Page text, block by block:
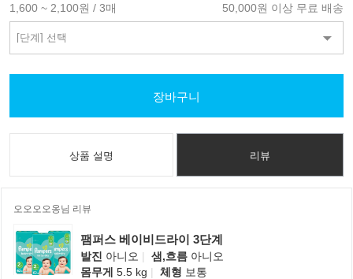
1,600 ~ 2,100원 / 3매 50,000원 이상 무료 배송
장바구니
상품 설명 리뷰
오오오오옹님 리뷰
팸퍼스 베이비드라이 3단계
발진 아니오 | 샘,흐름 아니오
몸무게 5.5 kg | 체형 보통